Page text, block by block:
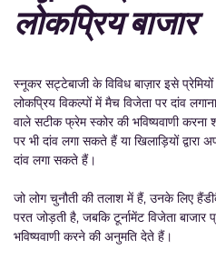
लोकप्रिय बाजार
स्नूकर सट्टेबाजी के विविध बाज़ार इसे
लोकप्रिय विकल्पों में मैच विजेता पर दांव
वाले सटीक फ्रेम स्कोर की भविष्यवाणी
पर भी दांव लगा सकते हैं या खिलाड़ियों
दांव लगा सकते हैं।
जो लोग चुनौती की तलाश में हैं, उनके लिए
परत जोड़ती है, जबकि टूर्नामेंट विजेता
भविष्यवाणी करने की अनुमति देते हैं।